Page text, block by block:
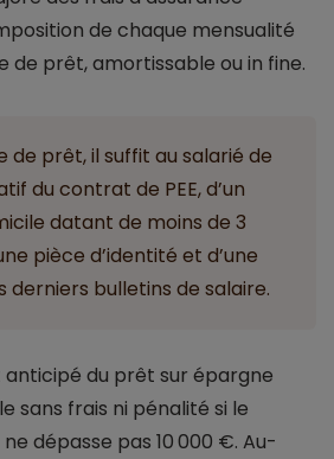
de chaque mensualité
de prêt, amortissable ou in fine.
de prêt, il suffit au salarié de
du contrat de PEE, d’un
datant de moins de 3
pièce d’identité et d’une
derniers bulletins de salaire.
du prêt sur épargne
sans frais ni pénalité si le
dépasse pas 10 000 €. Au-